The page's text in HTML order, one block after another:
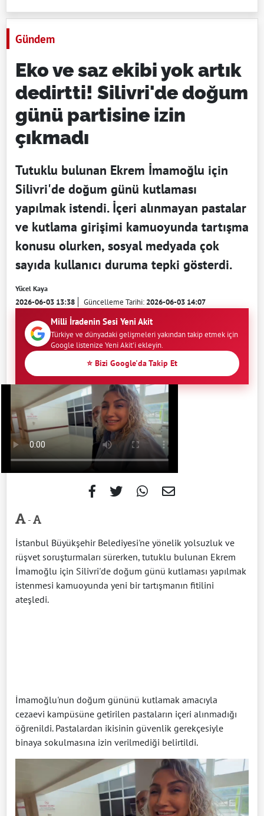
Gündem
Eko ve saz ekibi yok artık
dedirtti! Silivri'de doğum
günü partisine izin
çıkmadı
Tutuklu bulunan Ekrem İmamoğlu için
Silivri'de doğum günü kutlaması
yapılmak istendi. İçeri alınmayan pastalar
ve kutlama girişimi kamuoyunda tartışma
konusu olurken, sosyal medyada çok
sayıda kullanıcı duruma tepki gösterdi.
Yücel Kaya
2026-06-03 13:38 Güncelleme Tarihi:2026-06-03 14:07
Milli İradenin Sesi Yeni Akit
Türkiye ve dünyadaki gelişmeleri yakından takip etmek için
Google listenize Yeni Akit'i ekleyin.
⭐ Bizi Google'da Takip Et
-
İstanbul Büyükşehir Belediyesi'ne yönelik yolsuzluk ve
rüşvet soruşturmaları sürerken, tutuklu bulunan Ekrem
İmamoğlu için Silivri'de doğum günü kutlaması yapılmak
istenmesi kamuoyunda yeni bir tartışmanın fitilini
ateşledi.
İmamoğlu'nun doğum gününü kutlamak amacıyla
cezaevi kampüsüne getirilen pastaların içeri alınmadığı
öğrenildi. Pastalardan ikisinin güvenlik gerekçesiyle
binaya sokulmasına izin verilmediği belirtildi.